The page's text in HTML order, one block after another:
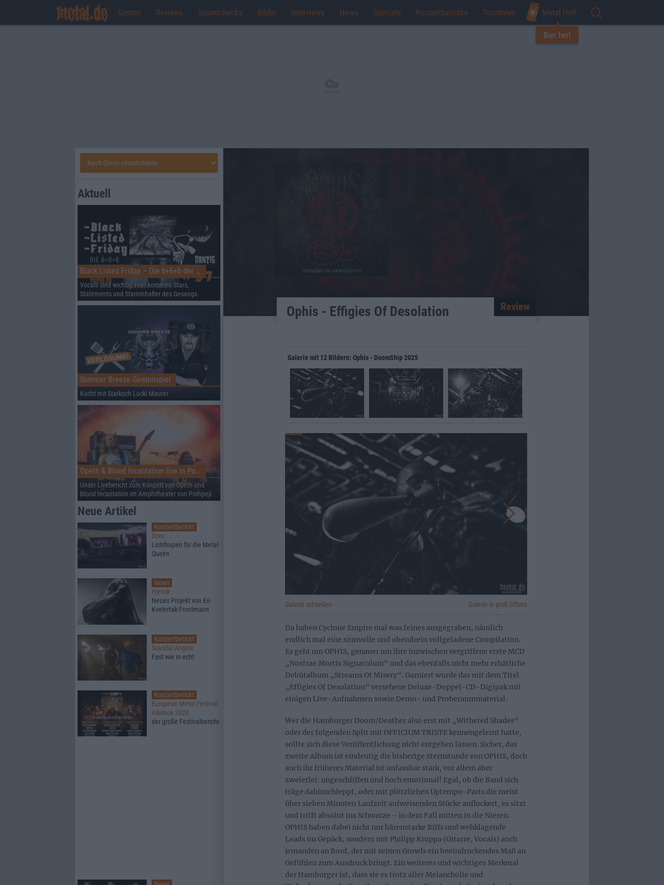
Genres Reviews Soundchecks Bilder Interviews News Specials Konzertberichte Tourdaten Metal Hell
Bier her!
Ophis - Effigies Of Desolation Review
Galerie mit 12 Bildern: Ophis - DoomShip 2025
Galerie schließen Galerie in groß öffnen
Da haben Cyclone Empire mal was feines ausgegraben, nämlich
endlich mal eine sinnvolle und obendrein vollgeladene Compilation.
Es geht um OPHIS, genauer um ihre inzwischen vergriffene erste MCD
„Nostrae Mortis Signaculum“ und das ebenfalls nicht mehr erhätliche
Debütalbum „Streams Of Misery“. Garniert wurde das mit dem Titel
„Effigies Of Desolation“ versehene Deluxe-Doppel-CD-Digipak mit
einigen Live-Aufnahmen sowie Demo- und Proberaummaterial.
Wer die Hamburger Doom/Deather also erst mit „Withered Shades“
oder der folgenden Split mit OFFICIUM TRISTE kennengelernt hatte,
sollte sich diese Veröffentlichung nicht entgehen lassen. Sicher, das
zweite Album ist eindeutig die bisherige Sternstunde von OPHIS, doch
auch ihr früheres Material ist unfassbar stark, vor allem aber
zweierlei: ungeschliffen und hoch emotional! Egal, ob die Band sich
träge dahinschleppt, oder mit plötzlichen Uptempo-Parts die meist
über sieben Minuten Laufzeit aufweisenden Stücke auflockert, es sitzt
und trifft absolut ins Schwarze – in dem Fall mitten in die Nieren.
OPHIS haben dabei nicht nur bärenstarke Riffs und wehklagende
Leads im Gepäck, sondern mit Philipp Kruppa (Gitarre, Vocals) auch
jemanden an Bord, der mit seinen Growls ein beeindruckendes Maß an
Gefühlen zum Ausdruck bringt. Ein weiteres und wichtiges Merkmal
der Hamburger ist, dass sie es trotz aller Melancholie und
Aktuell
Black Listed Friday – Die 6+6+6 der Woche
Vocals sind wichtig: Hier kommen Stars,
Statements und Stammhalter des Gesangs.
Summer Breeze Gewinnspiel
Kocht mit Starkoch Lucki Maurer
Opeth & Blood Incantation live in Pompeji
Unser Livebericht zum Konzert von Opeth und
Blood Incantation im Amphitheater von Pompeji.
Neue Artikel
Konzertbericht
Doro
Lichthupen für die Metal
Queen
News
Hjelvik
Neues Projekt von Ex-
Kvelertak-Frontmann
Konzertbericht
Suicidal Angels
Fast wie in echt
Konzertbericht
European Metal Festival
Alliance 2020
der große Festivalbericht